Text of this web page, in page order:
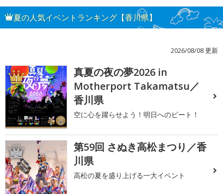
夏の人気イベントランキング【香川県】
2026/08/08 更新
1
真夏の夜の夢2026 in
Motherport Takamatsu／
香川県
空に心を躍らせよう！明日へのビート！
2
第59回 さぬき高松まつり／香
川県
高松の夏を盛り上げる一大イベント